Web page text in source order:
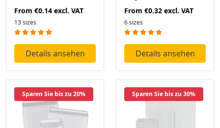
From €0.14 excl. VAT
13 sizes
Details ansehen
From €0.32 excl. VAT
6 sizes
Details ansehen
Sparen Sie bis zu 20% Sparen Sie bis zu 30%